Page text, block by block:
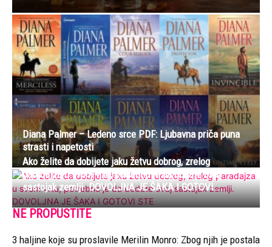
Diana Palmer – Ledeno srce PDF: Ljubavna priča puna
strasti i napetosti
Ako želite da dobijete jaku žetvu dobrog, zrelog
paradajza u svom vrtu, potrebno je da dodate ovaj
sastojak zemlji. DOVOLJNA JE ŠAKA I GOTOVI...
NE PROPUSTITE
3 haljine koje su proslavile Merilin Monro: Zbog njih je postala